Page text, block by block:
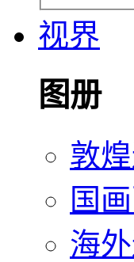
视界
图册
敦
国
海